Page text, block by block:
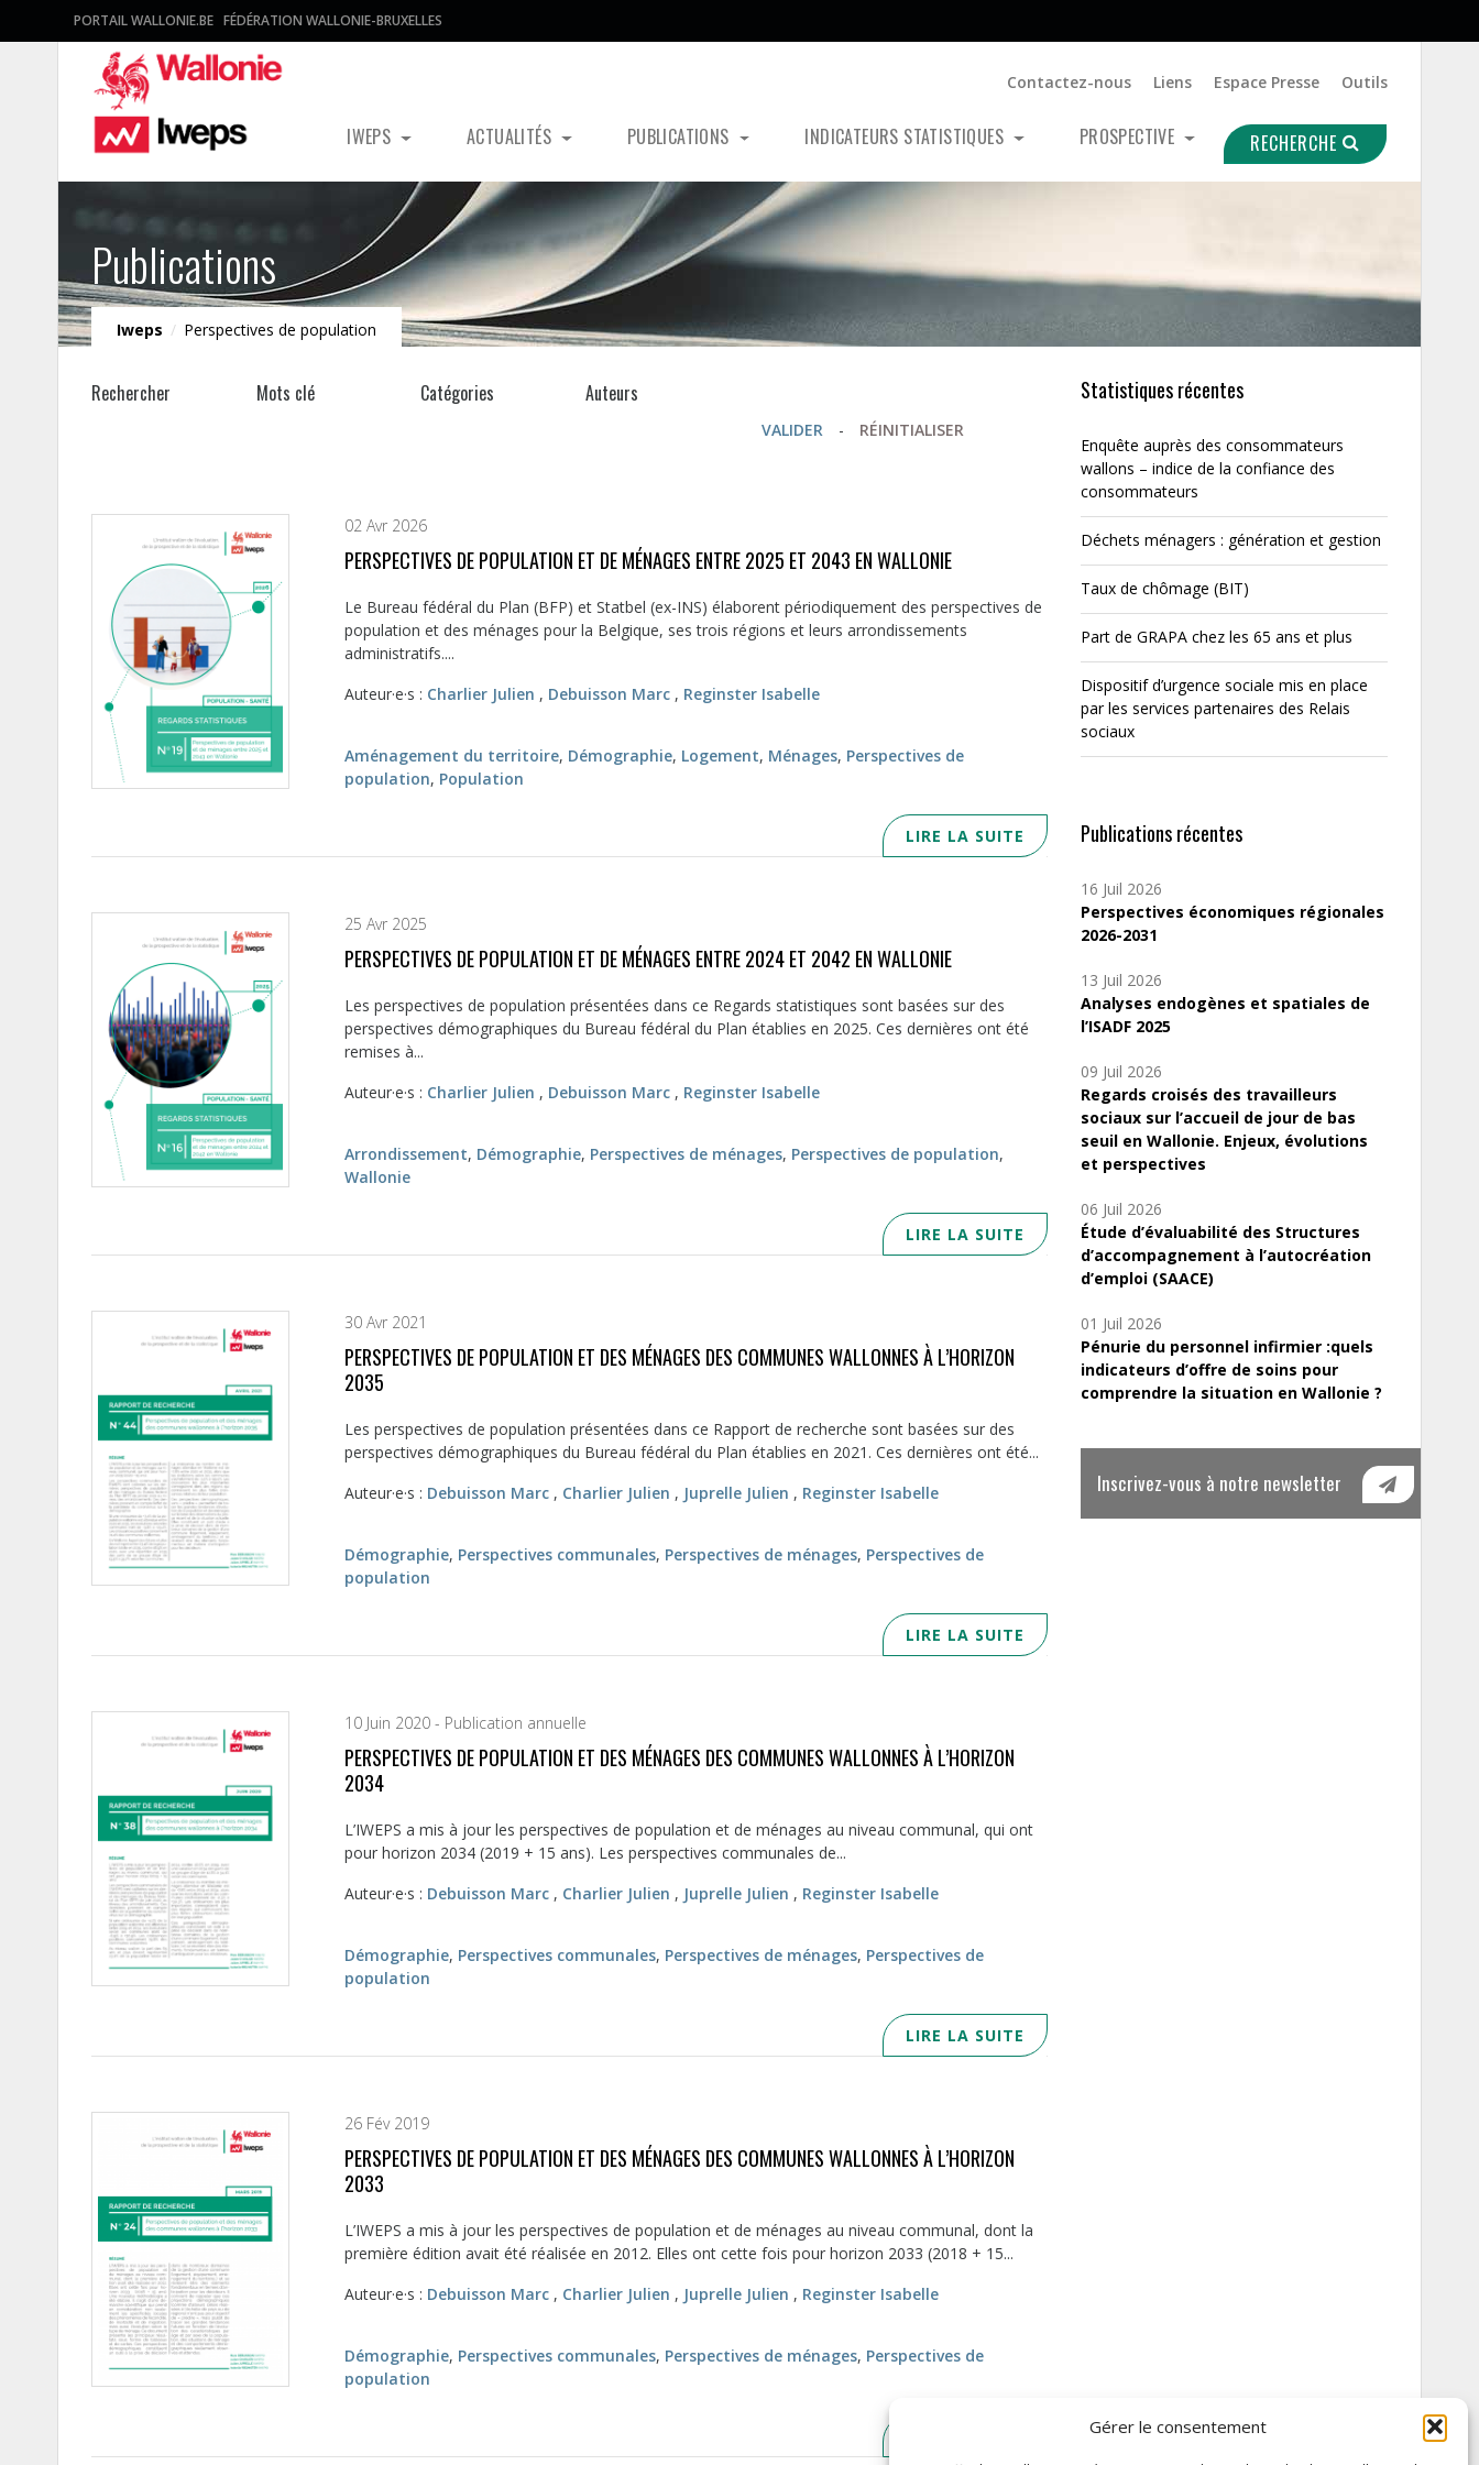
Gérer le consentement
PORTAIL WALLONIE.BE FÉDÉRATION WALLONIE-BRUXELLES
Contactez-nous Liens Espace Presse Outils
IWEPS ACTUALITÉS PUBLICATIONS INDICATEURS STATISTIQUES PROSPECTIVE RECHERCHE
Publications
Iweps / Perspectives de population
Rechercher Mots clé Catégories Auteurs
VALIDER - RÉINITIALISER
02 Avr 2026
PERSPECTIVES DE POPULATION ET DE MÉNAGES ENTRE 2025 ET 2043 EN WALLONIE
Le Bureau fédéral du Plan (BFP) et Statbel (ex-INS) élaborent périodiquement des perspectives de
population et des ménages pour la Belgique, ses trois régions et leurs arrondissements
administratifs....
Auteur·e·s : Charlier Julien , Debuisson Marc , Reginster Isabelle
Aménagement du territoire, Démographie, Logement, Ménages, Perspectives de
population, Population
LIRE LA SUITE
25 Avr 2025
PERSPECTIVES DE POPULATION ET DE MÉNAGES ENTRE 2024 ET 2042 EN WALLONIE
Les perspectives de population présentées dans ce Regards statistiques sont basées sur des
perspectives démographiques du Bureau fédéral du Plan établies en 2025. Ces dernières ont été
remises à...
Auteur·e·s : Charlier Julien , Debuisson Marc , Reginster Isabelle
Arrondissement, Démographie, Perspectives de ménages, Perspectives de population,
Wallonie
LIRE LA SUITE
30 Avr 2021
PERSPECTIVES DE POPULATION ET DES MÉNAGES DES COMMUNES WALLONNES À L’HORIZON
2035
Les perspectives de population présentées dans ce Rapport de recherche sont basées sur des
perspectives démographiques du Bureau fédéral du Plan établies en 2021. Ces dernières ont été...
Auteur·e·s : Debuisson Marc , Charlier Julien , Juprelle Julien , Reginster Isabelle
Démographie, Perspectives communales, Perspectives de ménages, Perspectives de
population
LIRE LA SUITE
10 Juin 2020 - Publication annuelle
PERSPECTIVES DE POPULATION ET DES MÉNAGES DES COMMUNES WALLONNES À L’HORIZON
2034
L’IWEPS a mis à jour les perspec­tives de population et de ménages au niveau communal, qui ont
pour horizon 2034 (2019 + 15 ans). Les perspectives communales de...
Auteur·e·s : Debuisson Marc , Charlier Julien , Juprelle Julien , Reginster Isabelle
Démographie, Perspectives communales, Perspectives de ménages, Perspectives de
population
LIRE LA SUITE
26 Fév 2019
PERSPECTIVES DE POPULATION ET DES MÉNAGES DES COMMUNES WALLONNES À L’HORIZON
2033
L’IWEPS a mis à jour les perspectives de population et de ménages au niveau communal, dont la
première édition avait été réalisée en 2012. Elles ont cette fois pour horizon 2033 (2018 + 15...
Auteur·e·s : Debuisson Marc , Charlier Julien , Juprelle Julien , Reginster Isabelle
Démographie, Perspectives communales, Perspectives de ménages, Perspectives de
population
Statistiques récentes
Enquête auprès des consommateurs
wallons – indice de la confiance des
consommateurs
Déchets ménagers : génération et gestion
Taux de chômage (BIT)
Part de GRAPA chez les 65 ans et plus
Dispositif d’urgence sociale mis en place
par les services partenaires des Relais
sociaux
Publications récentes
16 Juil 2026
Perspectives économiques régionales
2026-2031
13 Juil 2026
Analyses endogènes et spatiales de
l’ISADF 2025
09 Juil 2026
Regards croisés des travailleurs
sociaux sur l’accueil de jour de bas
seuil en Wallonie. Enjeux, évolutions
et perspectives
06 Juil 2026
Étude d’évaluabilité des Structures
d’accompagnement à l’autocréation
d’emploi (SAACE)
01 Juil 2026
Pénurie du personnel infirmier :quels
indicateurs d’offre de soins pour
comprendre la situation en Wallonie ?
Inscrivez-vous à notre newsletter